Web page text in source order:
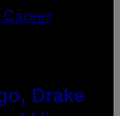
Drake